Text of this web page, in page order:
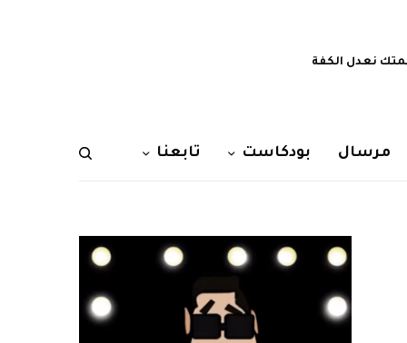
نعدل الكفة
مرسال بودكاست تابعنا